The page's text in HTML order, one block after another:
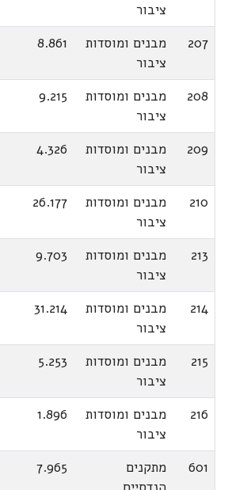
ציבור
207
מבנים ומוסדות
ציבור
8.861
208
מבנים ומוסדות
ציבור
9.215
209
מבנים ומוסדות
ציבור
4.326
210
מבנים ומוסדות
ציבור
26.177
213
מבנים ומוסדות
ציבור
9.703
214
מבנים ומוסדות
ציבור
31.214
215
מבנים ומוסדות
ציבור
5.253
216
מבנים ומוסדות
ציבור
1.896
601
מתקנים
7.965